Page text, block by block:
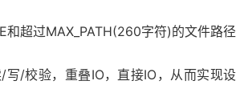
和超过MAX_PATH(260字符)的文件路径
/校验，重叠IO，直接IO，从而实现设